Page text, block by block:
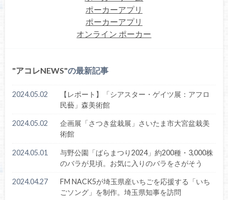
ポーカーアプリ
ポーカーアプリ
オンライン ポーカー
アコレNEWS の最新記事
2024.05.02
【レポート】「シアスター・ゲイツ展：アフロ
民藝」森美術館
2024.05.02
企画展「さつき盆栽展」さいたま市大宮盆栽美
術館
2024.05.01
与野公園「ばらまつり2024」約200種・3,000株
のバラが見頃。お気に入りのバラをさがそう
2024.04.27
FM NACK5が埼玉県産いちごを応援する「いち
ごソング」を制作。埼玉県知事を訪問